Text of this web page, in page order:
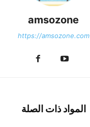
amsozone
https://amsozone.com
المواد ذات الصلة